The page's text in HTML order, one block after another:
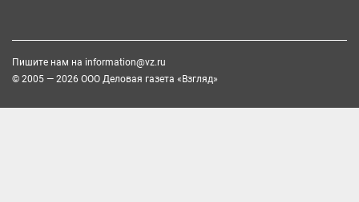
Пишите нам на information@vz.ru
© 2005 — 2026 ООО Деловая газета «Взгляд»